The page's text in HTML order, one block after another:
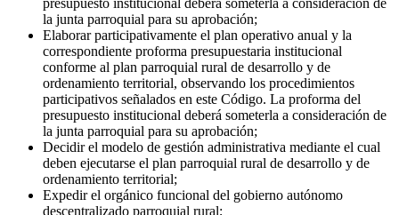
presupuesto institucional deberá someterla a consideración de
la junta parroquial para su aprobación;
Elaborar participativamente el plan operativo anual y la
correspondiente proforma presupuestaria institucional
conforme al plan parroquial rural de desarrollo y de
ordenamiento territorial, observando los procedimientos
participativos señalados en este Código. La proforma del
presupuesto institucional deberá someterla a consideración de
la junta parroquial para su aprobación;
Decidir el modelo de gestión administrativa mediante el cual
deben ejecutarse el plan parroquial rural de desarrollo y de
ordenamiento territorial;
Expedir el orgánico funcional del gobierno autónomo
descentralizado parroquial rural;